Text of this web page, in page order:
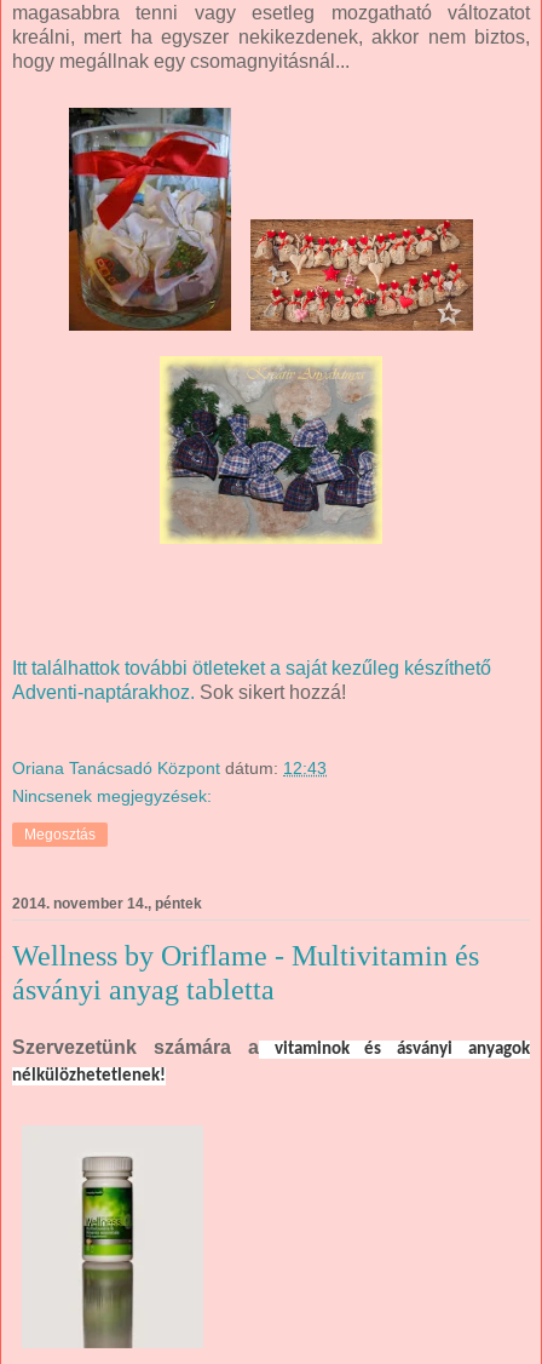
magasabbra tenni vagy esetleg mozgatható változatot
kreálni, mert ha egyszer nekikezdenek, akkor nem biztos,
hogy megállnak egy csomagnyitásnál...
Itt találhattok további ötleteket a saját kezűleg készíthető
Adventi-naptárakhoz. Sok sikert hozzá!
Oriana Tanácsadó Központ dátum: 12:43
Nincsenek megjegyzések:
Megosztás
2014. november 14., péntek
Wellness by Oriflame - Multivitamin és
ásványi anyag tabletta
Szervezetünk számára avitaminok és ásványi anyagok
nélkülözhetetlenek!